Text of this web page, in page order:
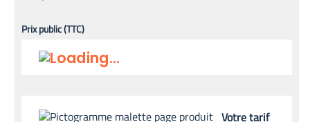
Prix public (TTC)
Votre tarif